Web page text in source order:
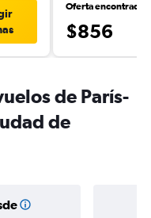
Oferta encontrada
$856
de París-
de